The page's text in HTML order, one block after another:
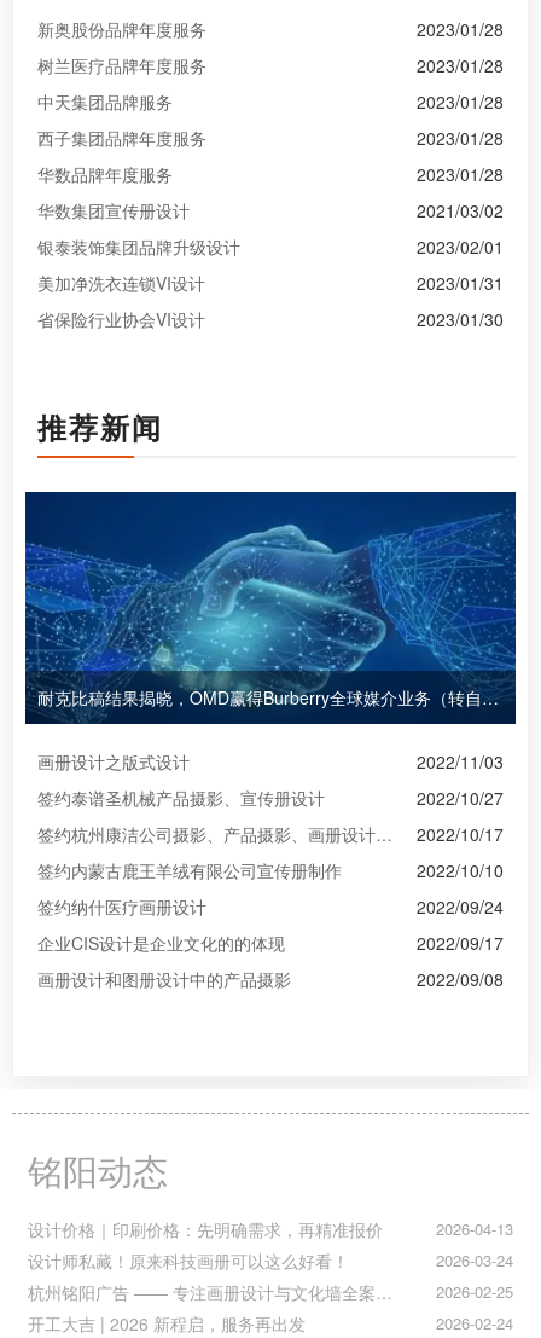
2023/01/28
新奥股份品牌年度服务
2023/01/28
树兰医疗品牌年度服务
2023/01/28
中天集团品牌服务
2023/01/28
西子集团品牌年度服务
2023/01/28
华数品牌年度服务
2021/03/02
华数集团宣传册设计
2023/02/01
银泰装饰集团品牌升级设计
2023/01/31
美加净洗衣连锁VI设计
2023/01/30
省保险行业协会VI设计
推荐新闻
耐克比稿结果揭晓，OMD赢得Burberry全球媒介业务（转自广告狂人日报）
2022/11/03
画册设计之版式设计
2022/10/27
签约泰谱圣机械产品摄影、宣传册设计
2022/10/17
签约杭州康洁公司摄影、产品摄影、画册设计制作
2022/10/10
签约内蒙古鹿王羊绒有限公司宣传册制作
2022/09/24
签约纳什医疗画册设计
2022/09/17
企业CIS设计是企业文化的的体现
2022/09/08
画册设计和图册设计中的产品摄影
铭阳动态
2026-04-13
设计价格｜印刷价格：先明确需求，再精准报价
2026-03-24
设计师私藏！原来科技画册可以这么好看！
2026-02-25
杭州铭阳广告 —— 专注画册设计与文化墙全案落地
2026-02-24
开工大吉 | 2026 新程启，服务再出发